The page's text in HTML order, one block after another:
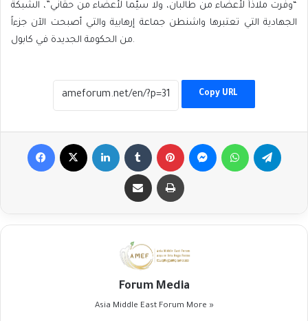
“وفّرت ملاذاً لأعضاء من طالبان، ولا سيّما لأعضاء من حقّاني”، الشبكة
الجهادية التي تعتبرها واشنطن جماعة إرهابية والتي أصبحت الآن جزءاً
من الحكومة الجديدة في كابول.
Copy URL
Facebook LinkedIn Tumblr Pinterest MessengerWhatsApp
Share via Email Print
Forum Media
Asia Middle East Forum More »